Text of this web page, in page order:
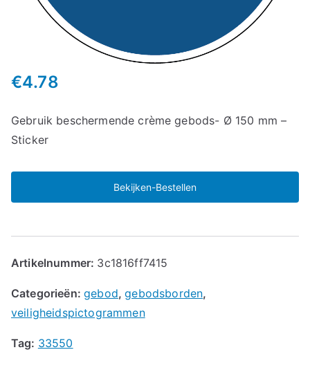
€4.78
Gebruik beschermende crème gebods- Ø 150 mm –
Sticker
Bekijken-Bestellen
Artikelnummer: 3c1816ff7415
Categorieën:gebod,gebodsborden,
veiligheidspictogrammen
Tag: 33550